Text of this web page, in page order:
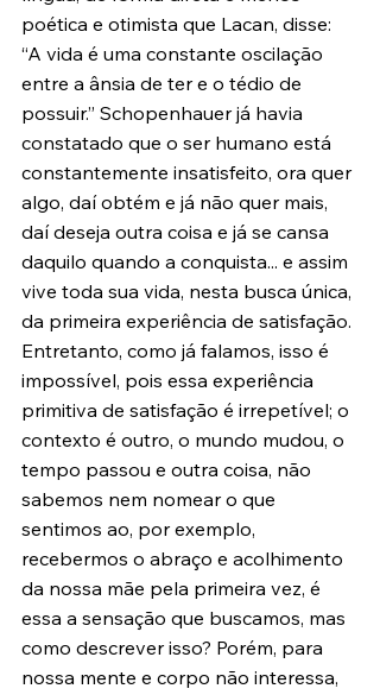
poética e otimista que Lacan, disse:
“A vida é uma constante oscilação
entre a ânsia de ter e o tédio de
possuir.” Schopenhauer já havia
constatado que o ser humano está
constantemente insatisfeito, ora quer
algo, daí obtém e já não quer mais,
daí deseja outra coisa e já se cansa
daquilo quando a conquista... e assim
vive toda sua vida, nesta busca única,
da primeira experiência de satisfação.
Entretanto, como já falamos, isso é
impossível, pois essa experiência
primitiva de satisfação é irrepetível; o
contexto é outro, o mundo mudou, o
tempo passou e outra coisa, não
sabemos nem nomear o que
sentimos ao, por exemplo,
recebermos o abraço e acolhimento
da nossa mãe pela primeira vez, é
essa a sensação que buscamos, mas
como descrever isso? Porém, para
nossa mente e corpo não interessa,